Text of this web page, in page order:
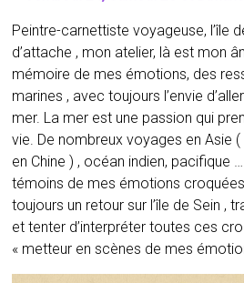
Peintre-carnettiste voyageuse, l’île
d’attache , mon atelier, là est mon
mémoire de mes émotions, des
marines , avec toujours l’envie
mer. La mer est une passion qui
vie. De nombreux voyages en Asie
en Chine ) , océan indien, pacifique
témoins de mes émotions
toujours un retour sur l’île de Sein ,
et tenter d’interpréter toutes ces
« metteur en scènes de mes